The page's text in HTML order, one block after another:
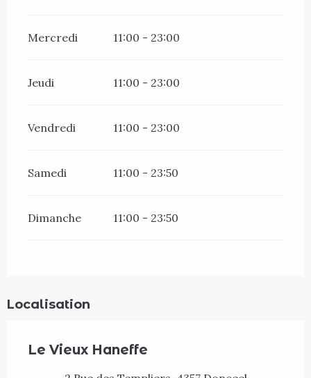
Mercredi 11:00 - 23:00
Jeudi 11:00 - 23:00
Vendredi 11:00 - 23:00
Samedi 11:00 - 23:50
Dimanche 11:00 - 23:50
Localisation
Le Vieux Haneffe